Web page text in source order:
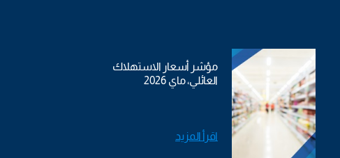
مؤشر أسعار الاستهلاك
العائلي، ماي 2026
اقرأ المزيد